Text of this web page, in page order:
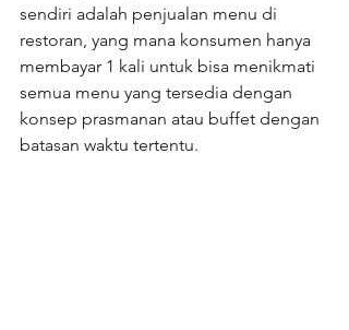
sendiri adalah penjualan menu di
restoran, yang mana konsumen hanya
membayar 1 kali untuk bisa menikmati
semua menu yang tersedia dengan
konsep prasmanan atau buffet dengan
batasan waktu tertentu.